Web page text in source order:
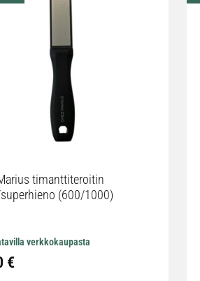
timanttiteroitin
(600/1000)
verkkokaupasta
€